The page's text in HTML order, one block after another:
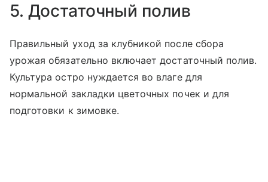
5. Достаточный полив
Правильный уход за клубникой после сбора
урожая обязательно включает достаточный полив.
Культура остро нуждается во влаге для
нормальной закладки цветочных почек и для
подготовки к зимовке.